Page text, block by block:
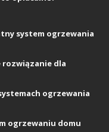
system ogrzewania
rozwiązanie dla
ogrzewania
ogrzewaniu domu